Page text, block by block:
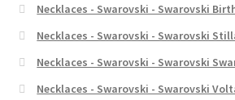
Necklaces - Swarovski - Swarovski
Necklaces - Swarovski - Swarovski
Necklaces - Swarovski - Swarovski
Necklaces - Swarovski - Swarovski